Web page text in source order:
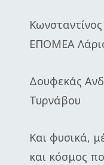
ΕΠΟΜΕΑ
Δουφεκάς
Τυρνάβου
Και φυσικά,
και κόσμος